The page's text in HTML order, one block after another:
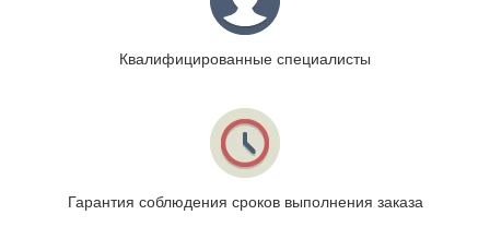
Квалифицированные специалисты
Гарантия соблюдения сроков выполнения заказа